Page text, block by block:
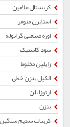
کریستال ملامین
استایرن منومر
اوره صنعتی گرانوله
سود کاستیک
زایلین مخلوط
الکیل بنزن خطی
ارتوزایلن
بنزن
کربنات سدیم سنگین